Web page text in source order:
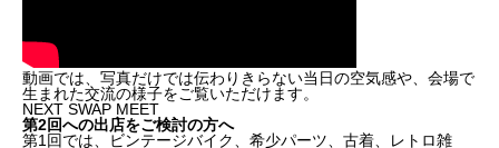
動画では、写真だけでは伝わりきらない当日の空気感や、会場で
生まれた交流の様子をご覧いただけます。
NEXT SWAP MEET
第2回への出店をご検討の方へ
第1回では、ビンテージバイク、希少パーツ、古着、レトロ雑